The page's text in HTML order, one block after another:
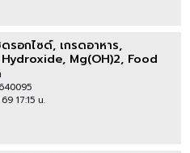
รอกไซด์, เกรดอาหาร,
Mg(OH)2, Food
E528
17:15 น.